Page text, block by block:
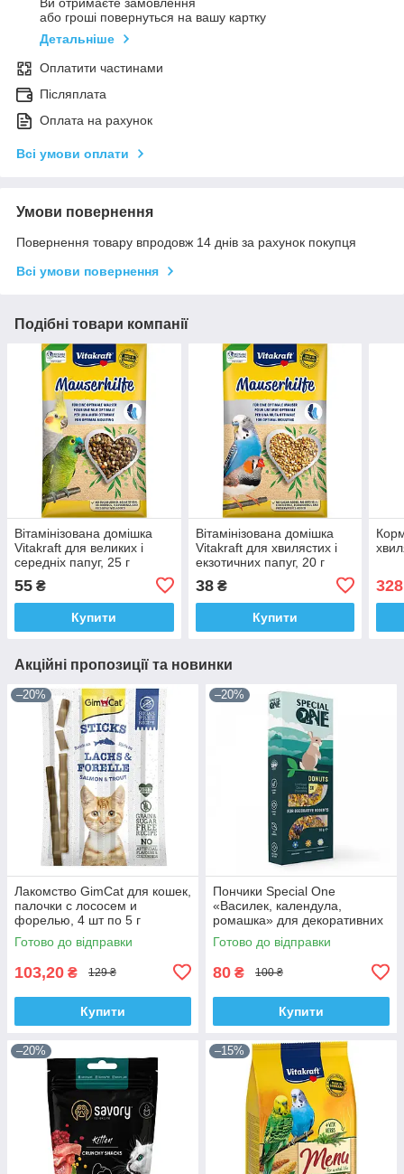
Ви отримаєте замовлення
або гроші повернуться на вашу картку
Детальніше
Оплатити частинами
Післяплата
Оплата на рахунок
Всі умови оплати
Умови повернення
Повернення товару впродовж 14 днів за рахунок покупця
Всі умови повернення
Подібні товари компанії
Вітамінізована домішка
Vitakraft для великих і
середніх папуг, 25 г
55 ₴
Купити
Вітамінізована домішка
Vitakraft для хвилястих і
екзотичних папуг, 20 г
38₴
Купити
Акційні пропозиції та новинки
–20%
Лакомство GimCat для кошек,
палочки с лососем и
форелью, 4 шт по 5 г
Готово до відправки
103,20 ₴ 129 ₴
Купити
–20%
Пончики Special One
«Василек, календула,
ромашка» для декоративних
гризунів, 50 г
Готово до відправки
80 ₴ 100 ₴
Купити
–20% –15%